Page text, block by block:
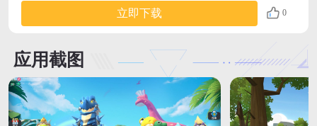
立即下载 0
应用截图